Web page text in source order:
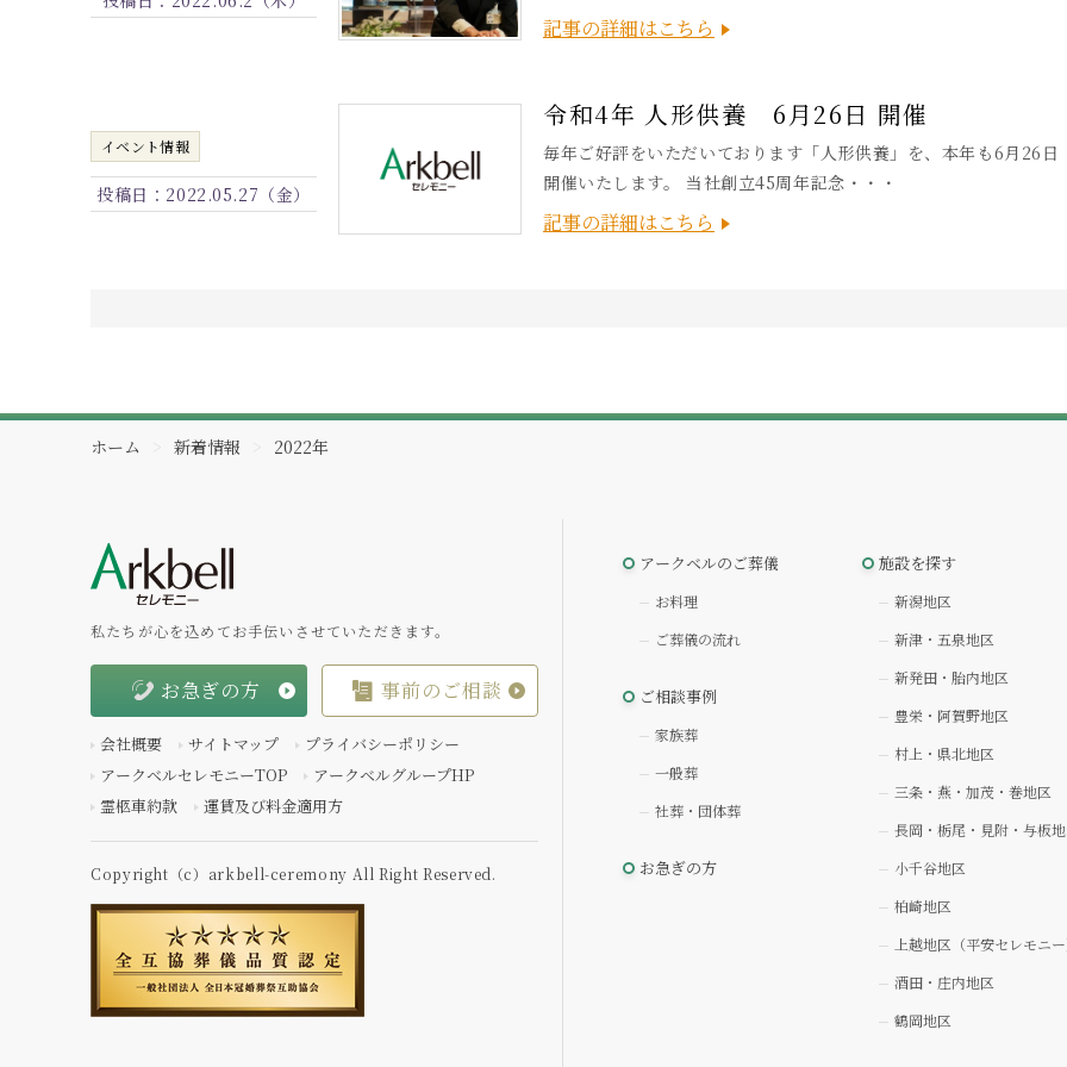
記事の詳細はこちら
イベント情報
投稿日： 2022.05.27（金）
令和4年 人形供養 6月26日 開催
毎年ご好評をいただいております「人形供養」を、本年も6月26日
開催いたします。 当社創立45周年記念・・・
記事の詳細はこちら
ホーム 新着情報 2022年
私たちが心を込めてお手伝いさせていただきます。
お急ぎの方 事前のご相談
会社概要 サイトマップ
プライバシーポリシー
アークベルセレモニーTOP
アークベルグループHP
霊柩車約款
運賃及び料金適用方
Copyright（c）arkbell-ceremony All Right Reserved.
アークベルのご葬儀
お料理
ご葬儀の流れ
ご相談事例
家族葬
一般葬
社葬・団体葬
お急ぎの方
施設を探す
新潟地区
新津・五泉地区
新発田・胎内地区
豊栄・阿賀野地区
村上・県北地区
三条・燕・加茂・巻地区
長岡・栃尾・見附・与板
小千谷地区
柏崎地区
上越地区（平安セレモニ
酒田・庄内地区
鶴岡地区